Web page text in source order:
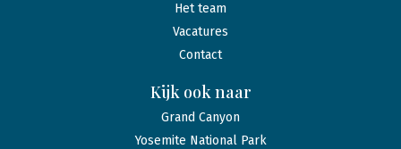
Het team
Vacatures
Contact
Kijk ook naar
Grand Canyon
Yosemite National Park